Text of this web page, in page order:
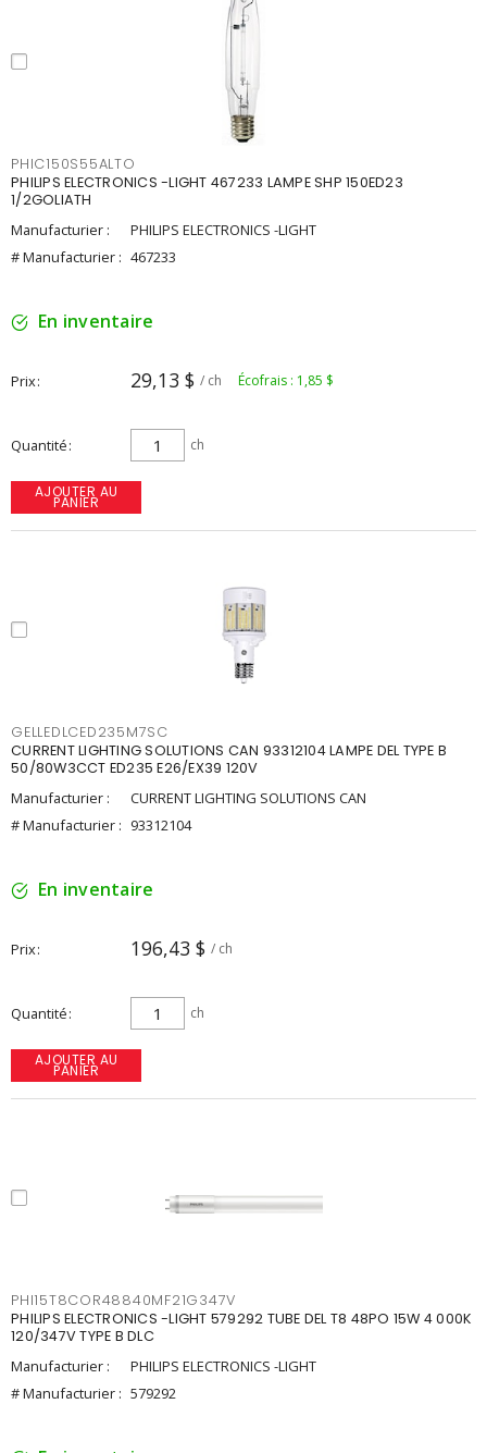
PHIC150S55ALTO
PHILIPS ELECTRONICS -LIGHT 467233 LAMPE SHP 150ED23
1/2GOLIATH
Manufacturier :
PHILIPS ELECTRONICS -LIGHT
# Manufacturier : 467233
En inventaire
Prix 29,13 $ / ch Écofrais : 1,85 $
Quantité ch
AJOUTER AU
PANIER
GELLEDLCED235M7SC
CURRENT LIGHTING SOLUTIONS CAN 93312104 LAMPE DEL TYPE B
50/80W3CCT ED235 E26/EX39 120V
Manufacturier :
CURRENT LIGHTING SOLUTIONS CAN
# Manufacturier : 93312104
En inventaire
Prix 196,43 $ / ch
Quantité ch
AJOUTER AU
PANIER
PHI15T8COR48840MF21G347V
PHILIPS ELECTRONICS -LIGHT 579292 TUBE DEL T8 48PO 15W 4 000K
120/347V TYPE B DLC
Manufacturier :
PHILIPS ELECTRONICS -LIGHT
# Manufacturier : 579292